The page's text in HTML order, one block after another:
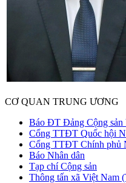
CƠ QUAN TRUNG ƯƠNG
Báo ĐT Đảng Cộng sản
Cổng TTĐT Quốc hội
Cổng TTĐT Chính phủ
Báo Nhân dân
Tạp chí Cộng sản
Thông tấn xã Việt Nam